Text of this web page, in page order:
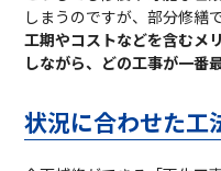
しまうのですが、部分修繕
工期やコストなどを含むメ
しながら、どの工事が一番
状況に合わせた工